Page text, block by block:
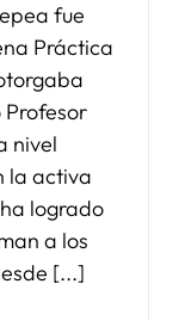
fue
Práctica
nivel
la activa
logrado
a los
[...]